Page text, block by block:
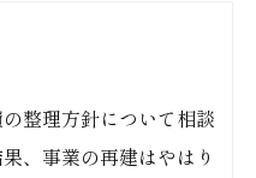
整理方針について相談
、事業の再建はやはり